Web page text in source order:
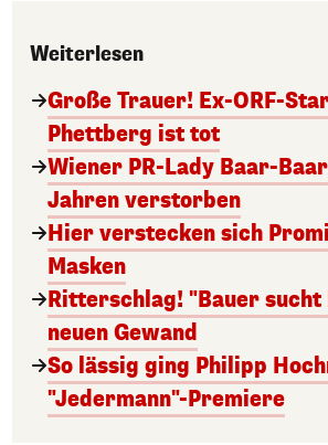
Weiterlesen
Große Trauer! Ex-ORF-
Phettberg ist tot
Wiener PR-Lady Baar-
Jahren verstorben
Hier verstecken sich
Masken
Ritterschlag! "Bauer sucht
neuen Gewand
So lässig ging Philipp
"Jedermann"-Premiere